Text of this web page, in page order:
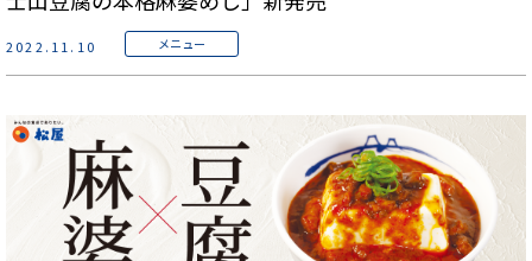
2022.11.10 メニュー